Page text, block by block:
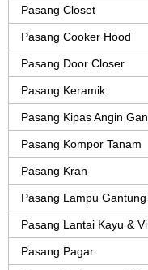
Pasang Closet
Pasang Cooker Hood
Pasang Door Closer
Pasang Keramik
Pasang Kipas Angin
Pasang Kompor Tanam
Pasang Kran
Pasang Lampu Gantung
Pasang Lantai Kayu &
Pasang Pagar